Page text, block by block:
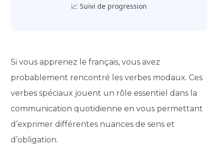
📈 Suivi de progression
Si vous apprenez le français, vous avez
probablement rencontré les verbes modaux. Ces
verbes spéciaux jouent un rôle essentiel dans la
communication quotidienne en vous permettant
d’exprimer différentes nuances de sens et
d’obligation.